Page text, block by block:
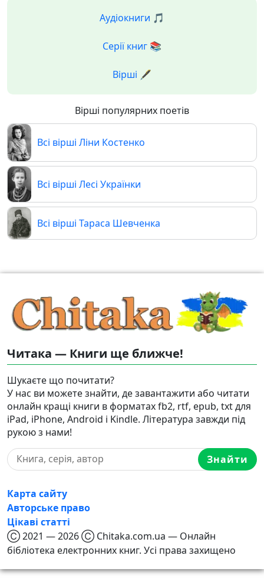
Аудіокниги 🎵
Серії книг 📚
Вірші 🖋️
Вірші популярних поетів
Всі вірші Ліни Костенко
Всі вірші Лесі Українки
Всі вірші Тараса Шевченка
Читака — Книги ще ближче!
Шукаєте що почитати?
У нас ви можете знайти, де завантажити або читати
онлайн кращі книги в форматах fb2, rtf, epub, txt для
iPad, iPhone, Android і Kindle. Література завжди під
рукою з нами!
Знайти
Карта сайту
Авторське право
Цікаві статті
Ⓒ 2021 — 2026 Ⓒ Chitaka.com.ua — Онлайн
бібліотека електронних книг. Усі права захищено